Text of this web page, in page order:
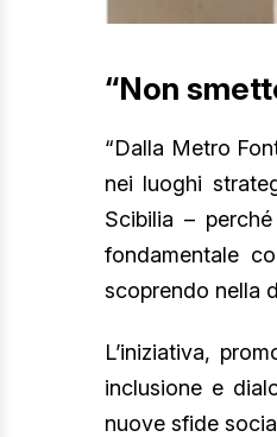
“Non
“Dalla Metro
nei luoghi
Scibilia –
fondamentale
scoprendo nella
L’iniziativa,
inclusione e
nuove sfide